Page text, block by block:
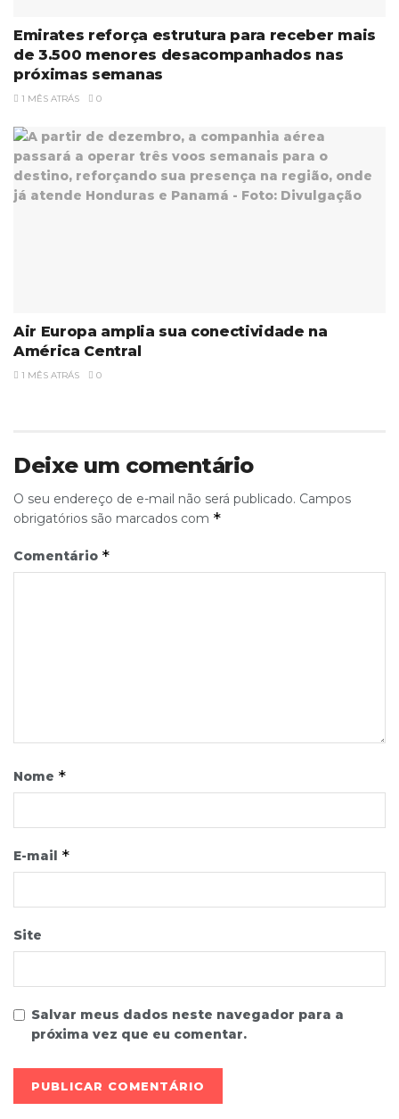
Emirates reforça estrutura para receber mais
de 3.500 menores desacompanhados nas
próximas semanas
1 MÊS ATRÁS 0
Air Europa amplia sua conectividade na
América Central
1 MÊS ATRÁS 0
Deixe um comentário
O seu endereço de e-mail não será publicado. Campos
obrigatórios são marcados com *
Comentário *
Nome *
E-mail *
Site
Salvar meus dados neste navegador para a
próxima vez que eu comentar.